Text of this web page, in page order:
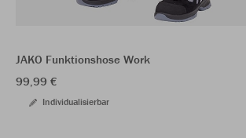
JAKO Funktionshose Work
99,99 €
Individualisierbar